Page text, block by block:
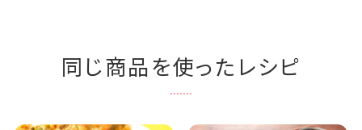
同じ商品を使ったレシピ